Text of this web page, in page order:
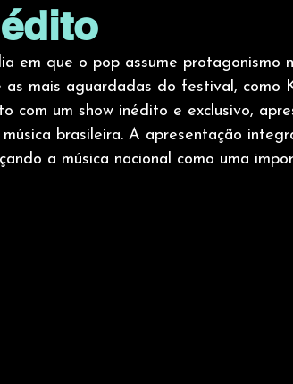
em que o pop assume protagonismo
as mais aguardadas do festival, como
com um show inédito e exclusivo,
música brasileira. A apresentação
a música nacional como uma